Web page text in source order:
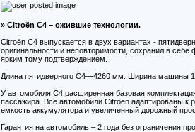
» Citroёn С4 – ожившие технологии.
Citroёn С4 выпускается в двух вариантах -
оригинальности и неповторимости, сохранил в
ярким тому подтверждением.
Длина пятидверного С4—4260 мм. Ширина машины
У автомобиля С4 расширенная базовая
пассажира. Все автомобили Citroёn адаптированы к
емкость аккумулятора и увеличенный дорожный
Гарантия на автомобиль – 2 года без ограничения